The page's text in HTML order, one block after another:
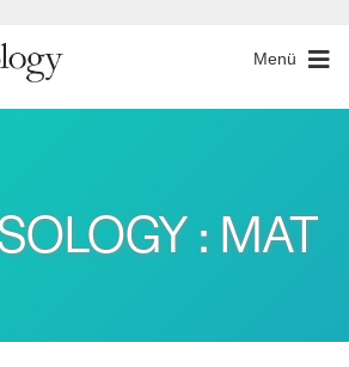
Menü
: MAT